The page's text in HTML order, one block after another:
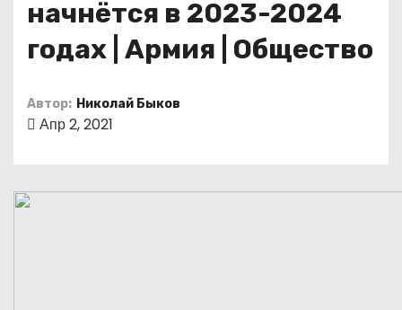
начнётся в 2023-2024
годах | Армия | Общество
Автор: Николай Быков
Апр 2, 2021